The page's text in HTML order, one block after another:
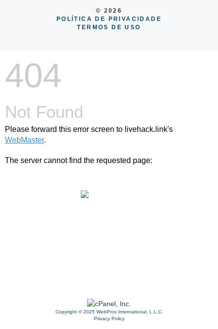
© 2026
POLÍTICA DE PRIVACIDADE
TERMOS DE USO
404
Not Found
Please forward this error screen to livehack.link's
WebMaster.
The server cannot find the requested page:
Copyright © 2025 WebPros International, L.L.C.
Privacy Policy